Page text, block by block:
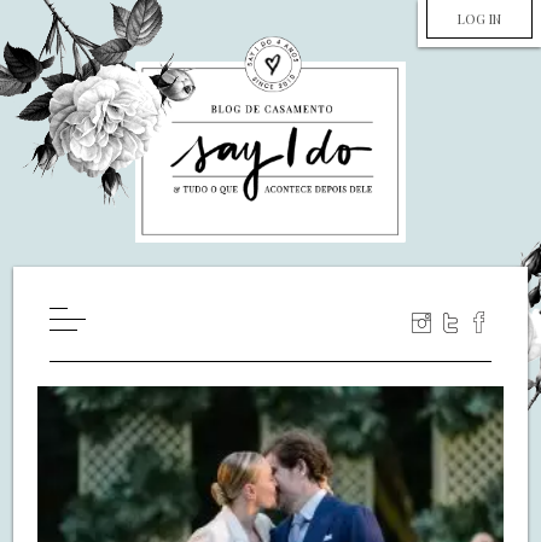
LOG IN
WILL YOU MARRY ME?
LUA DE MEL
COZINHA
DECORAÇÃO
DE NOIVA PRA NOIVA